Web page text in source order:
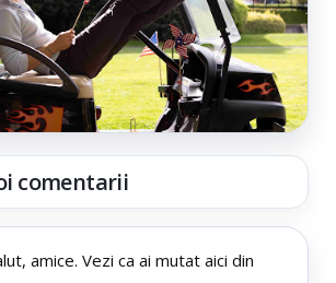
comentarii
amice. Vezi ca ai mutat aici din